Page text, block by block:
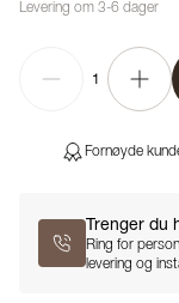
Levering om 3-6 dager
1
Fornøyde
Trenger du
Ring for
levering og